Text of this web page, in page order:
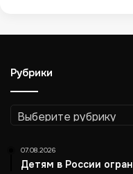
о
Б
А
Д
Рубрики
Рубрики
07.08.2026
Детям в России